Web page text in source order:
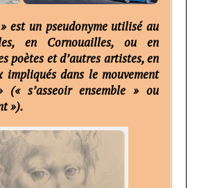
est un pseudonyme utilisé au
en Cornouailles, ou en
poètes et d’autres artistes, en
impliqués dans le mouvement
(« s’asseoir ensemble » ou
»).